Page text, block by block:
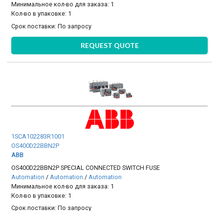
Минимальное кол-во для заказа: 1
Кол-во в упаковке: 1
Срок поставки:По запросу
REQUEST QUOTE
1SCA102283R1001
OS400D22BBN2P
ABB
OS400D22BBN2P SPECIAL CONNECTED SWITCH FUSE
Automation / Automation / Automation
Минимальное кол-во для заказа: 1
Кол-во в упаковке: 1
Срок поставки:По запросу